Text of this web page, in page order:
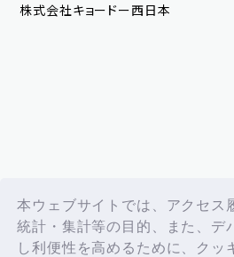
本ウェブサイトでは、アクセス
統計・集計等の目的、また、デ
し利便性を高めるために、クッ
movie&radio
lyrics search
株式会社キョードー西日本